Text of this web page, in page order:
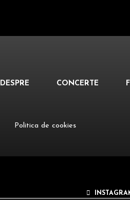
DESPRE CONCERTE
Politica de cookies